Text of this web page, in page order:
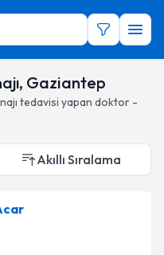
Gaziantep
tedavisi yapan doktor -
Akıllı Sıralama